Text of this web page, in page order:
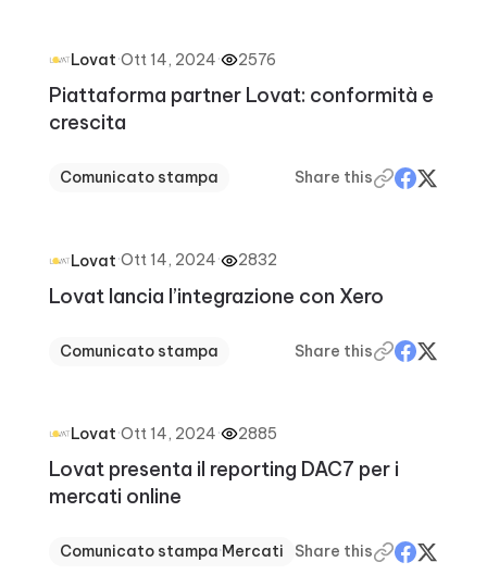
Lovat·Ott 14, 2024· 2576
Piattaforma partner Lovat: conformità e
crescita
Comunicato stampa Share this
Lovat·Ott 14, 2024· 2832
Lovat lancia l’integrazione con Xero
Comunicato stampa Share this
Lovat·Ott 14, 2024· 2885
Lovat presenta il reporting DAC7 per i
mercati online
Comunicato stampa·Mercati Share this